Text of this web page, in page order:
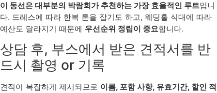
이 동선은 대부분의 박람회가 추천하는 가장 효율적인 루트입니
다. 드레스에 따라 한복 톤을 잡기도 하고, 웨딩홀 식대에 따라
예산도 달라지기 때문에 우선순위 정립이 중요합니다.
상담 후, 부스에서 받은 견적서를 반
드시 촬영 or 기록
견적이 복잡하게 제시되므로 이름, 포함 사항, 유효기간, 할인 적